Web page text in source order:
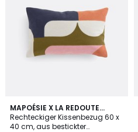
MAPOÉSIE X LA REDOUTE
INTÉRIEURS
Rechteckiger Kissenbezug 60 x
40 cm, aus bestickter